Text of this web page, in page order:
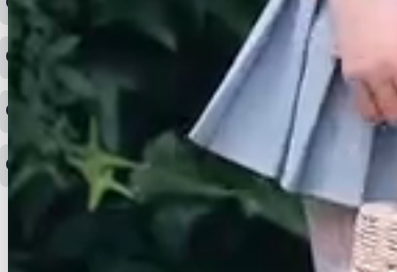
◆下記ページより、ログインIDの変更が可能です。
ログイン情報をお忘れの方はコチラ＞＞
◆即日発送を行なっている関係上、午後以降のご連絡やキャンセル
はご対応できない場合がございます。
ご希望の場合は、お早めにご連絡を頂けますようお願い致します。
※発送後、発送準備が完了しお手続きが間に合わない場合は変更、
キャンセルをお断りさせて頂くことはがありますのであらかじめご
了承ください。
どのような支払方法が可能ですか？
◆代金引換・クレジットカード・携帯キャリア決済・おねだり決
済・AmazonPayなどがございます。
商品や配送日時など、注文内容の変更はできますか？
◆商品発送前の変更は承っております。
すでに発送手配済みで、変更処理が間に合わない場合はご容赦くだ
領収書を発行してほしい
◆領収書はご希望頂いた場合のみ発行しております。
その他よくある質問はこちら▼